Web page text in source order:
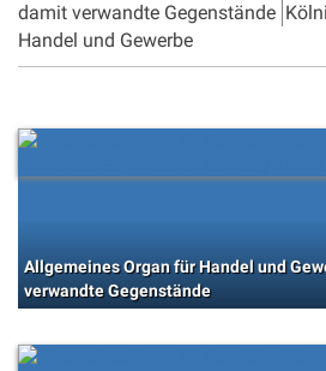
damit verwandte Gegenstände
Handel und Gewerbe
Allgemeines Organ für Handel und
verwandte Gegenstände